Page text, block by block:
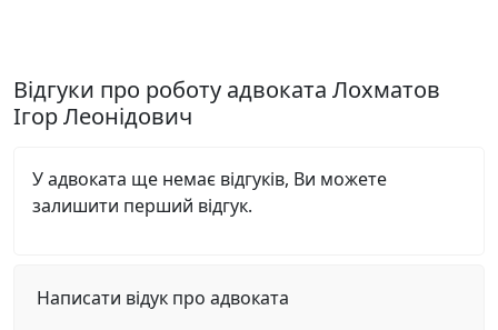
Відгуки про роботу адвоката Лохматов
Ігор Леонідович
У адвоката ще немає відгуків, Ви можете
залишити перший відгук.
Написати відук про адвоката